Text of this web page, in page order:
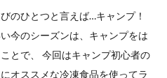
のひとつと言えば…キャンプ！
今のシーズンは、キャンプをは
とで、 今回はキャンプ初心者の
オススメな冷凍食品を使ってラ
SDGs SNS
ウトドア
アヒージョ
アレンジ